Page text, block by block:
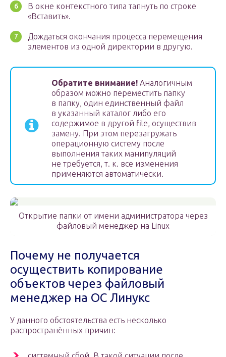
В окне контекстного типа тапнуть по строке
«Вставить».
Дождаться окончания процесса перемещения
элементов из одной директории в другую.
Обратите внимание! Аналогичным
образом можно переместить папку
в папку, один единственный файл
в указанный каталог либо его
содержимое в другой file, осуществив
замену. При этом перезагружать
операционную систему после
выполнения таких манипуляций
не требуется, т. к. все изменения
применяются автоматически.
Открытие папки от имени администратора через
файловый менеджер на Linux
Почему не получается
осуществить копирование
объектов через файловый
менеджер на ОС Линукс
У данного обстоятельства есть несколько
распространённых причин: